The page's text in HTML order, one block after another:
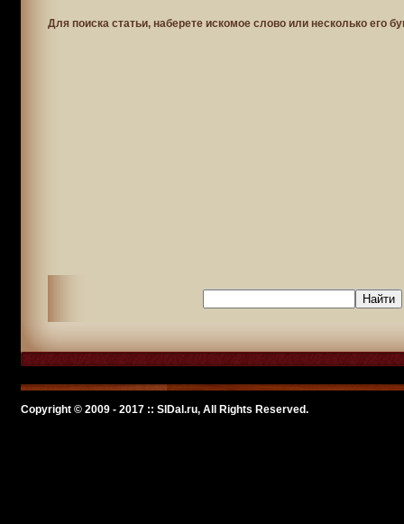
Для поиска статьи, наберете искомое слово или несколько его
Copyright © 2009 - 2017 :: SlDal.ru, All Rights Reserved.